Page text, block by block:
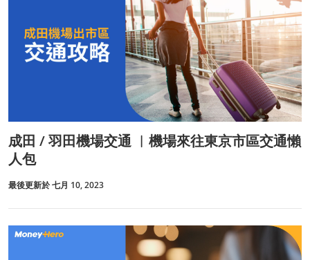
成田 / 羽田機場交通 ︱機場來往東京市區交通懶
人包
最後更新於 七月 10, 2023